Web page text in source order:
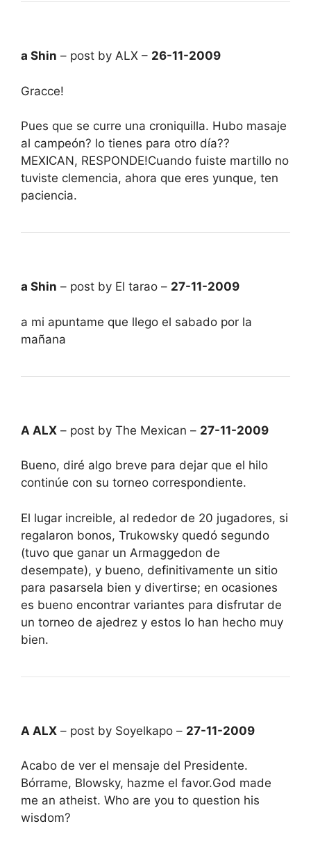
a Shin – post by ALX – 26-11-2009
Gracce!
Pues que se curre una croniquilla. Hubo masaje
al campeón? lo tienes para otro día??
MEXICAN, RESPONDE!Cuando fuiste martillo no
tuviste clemencia, ahora que eres yunque, ten
paciencia.
a Shin – post by El tarao – 27-11-2009
a mi apuntame que llego el sabado por la
mañana
A ALX – post by The Mexican – 27-11-2009
Bueno, diré algo breve para dejar que el hilo
continúe con su torneo correspondiente.
El lugar increible, al rededor de 20 jugadores, si
regalaron bonos, Trukowsky quedó segundo
(tuvo que ganar un Armaggedon de
desempate), y bueno, definitivamente un sitio
para pasarsela bien y divertirse; en ocasiones
es bueno encontrar variantes para disfrutar de
un torneo de ajedrez y estos lo han hecho muy
bien.
A ALX – post by Soyelkapo – 27-11-2009
Acabo de ver el mensaje del Presidente.
Bórrame, Blowsky, hazme el favor.God made
me an atheist. Who are you to question his
wisdom?